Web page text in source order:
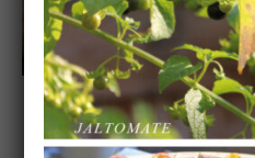
Kräutersalz